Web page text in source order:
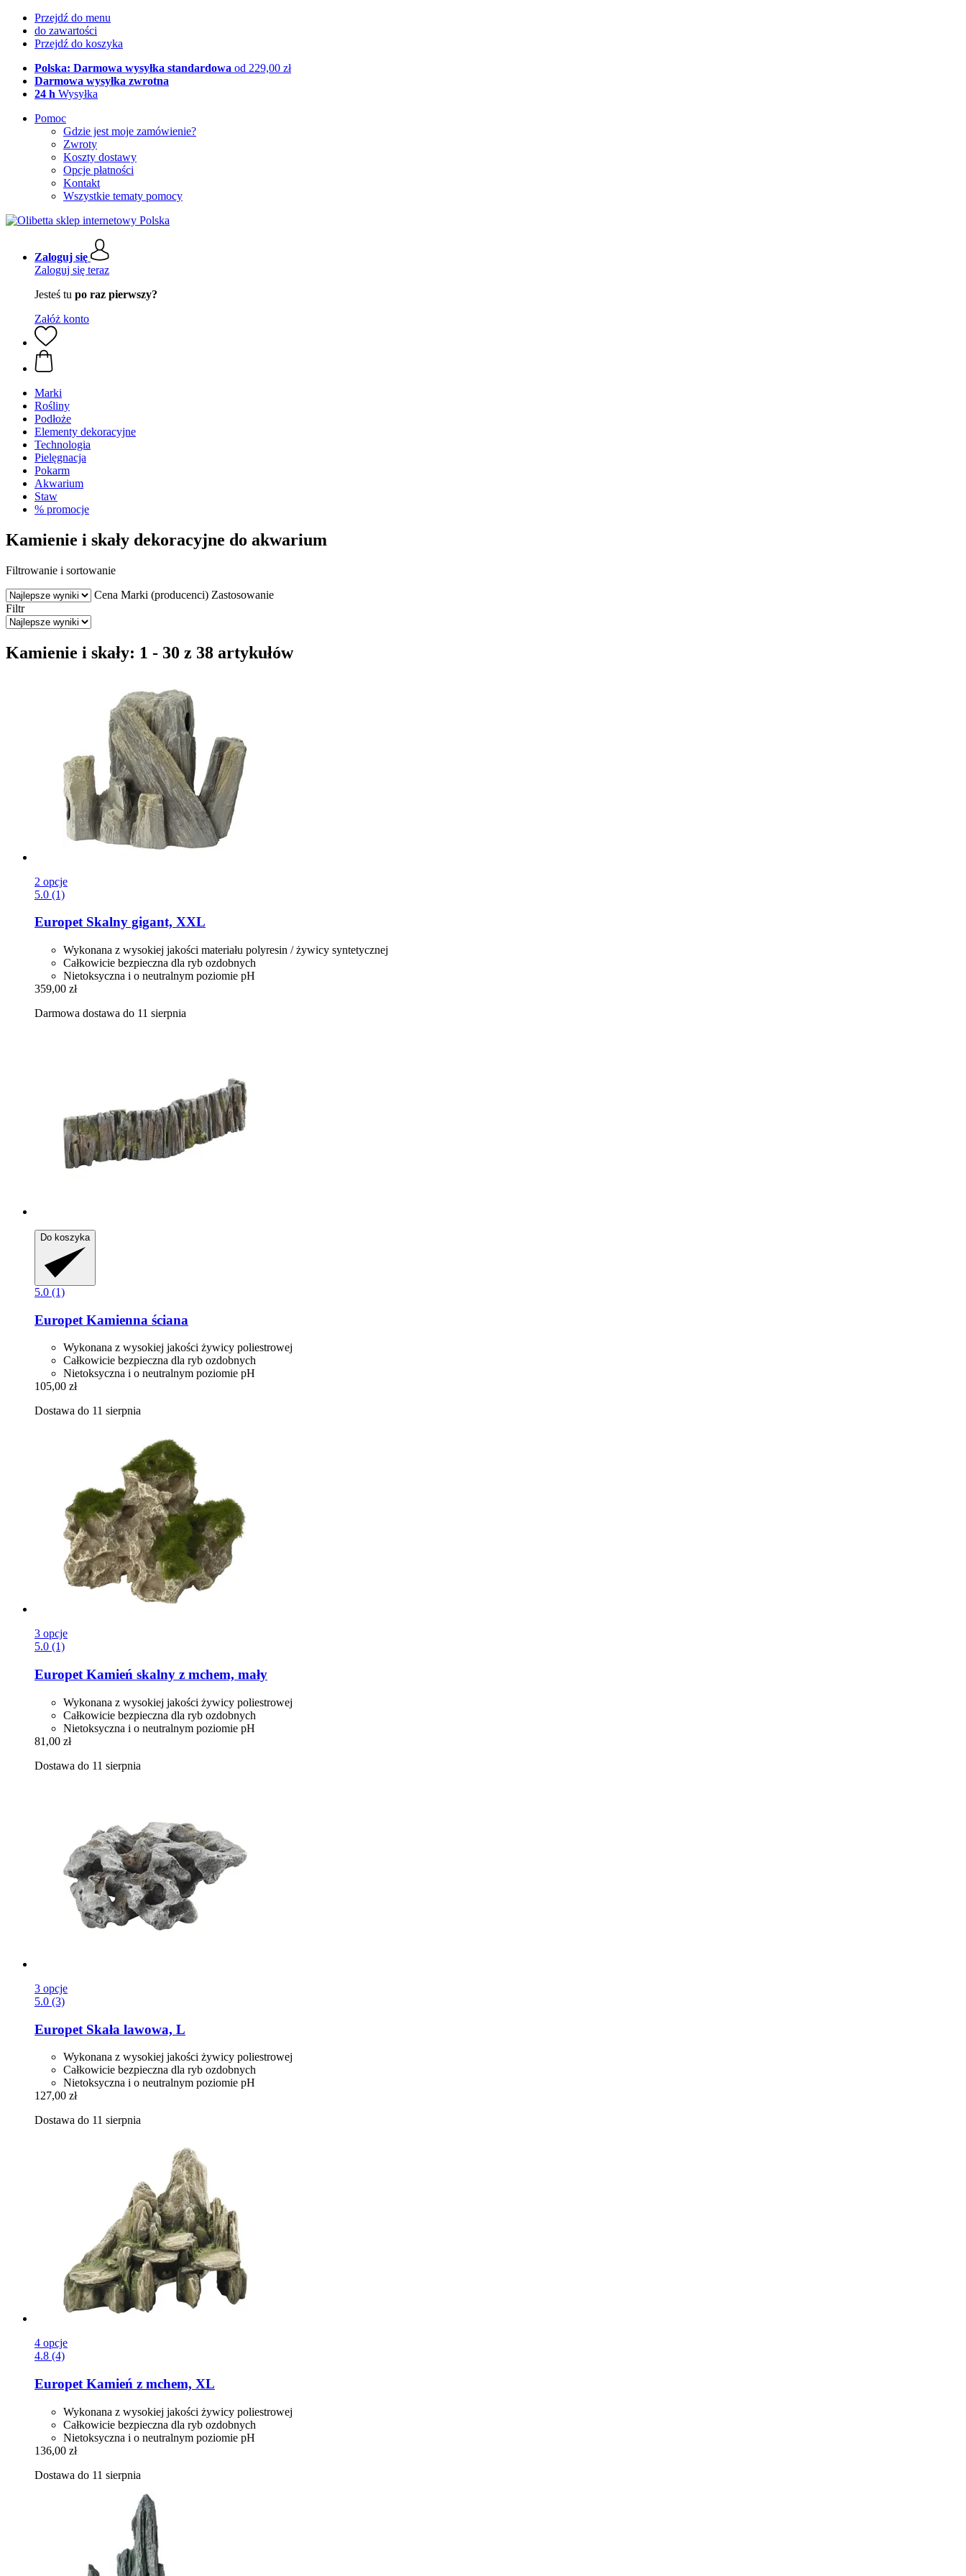
Przejdź do menu
do zawartości
Przejdź do koszyka
Polska: Darmowa wysyłka standardowa od 229,00 zł
Darmowa wysyłka zwrotna
24 h Wysyłka
Pomoc
Gdzie jest moje zamówienie?
Zwroty
Koszty dostawy
Opcje płatności
Kontakt
Wszystkie tematy pomocy
Zaloguj się
Zaloguj się teraz
Jesteś tu po raz pierwszy?
Załóż konto
Marki
Rośliny
Podłoże
Elementy dekoracyjne
Technologia
Pielęgnacja
Pokarm
Akwarium
Staw
% promocje
Kamienie i skały dekoracyjne do akwarium
Filtrowanie i sortowanie
Cena Marki (producenci) Zastosowanie
Filtr
Kamienie i skały: 1 - 30 z 38 artykułów
2 opcje
5.0 (1)
EuropetSkalny gigant, XXL
Wykonana z wysokiej jakości materiału polyresin / żywicy syntetycznej
Całkowicie bezpieczna dla ryb ozdobnych
Nietoksyczna i o neutralnym poziomie pH
359,00 zł
Darmowa dostawa do 11 sierpnia
Do koszyka
5.0 (1)
Europet Kamienna ściana
Wykonana z wysokiej jakości żywicy poliestrowej
Całkowicie bezpieczna dla ryb ozdobnych
Nietoksyczna i o neutralnym poziomie pH
105,00 zł
Dostawa do 11 sierpnia
3 opcje
5.0 (1)
Europet Kamień skalny z mchem, mały
Wykonana z wysokiej jakości żywicy poliestrowej
Całkowicie bezpieczna dla ryb ozdobnych
Nietoksyczna i o neutralnym poziomie pH
81,00 zł
Dostawa do 11 sierpnia
3 opcje
5.0 (3)
Europet Skała lawowa, L
Wykonana z wysokiej jakości żywicy poliestrowej
Całkowicie bezpieczna dla ryb ozdobnych
Nietoksyczna i o neutralnym poziomie pH
127,00 zł
Dostawa do 11 sierpnia
4 opcje
4.8 (4)
Europet Kamień z mchem, XL
Wykonana z wysokiej jakości żywicy poliestrowej
Całkowicie bezpieczna dla ryb ozdobnych
Nietoksyczna i o neutralnym poziomie pH
136,00 zł
Dostawa do 11 sierpnia